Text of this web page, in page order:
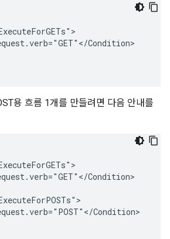
Condition>
용 흐름 1개를 만들려면 다음 안내를
Condition>
Condition>